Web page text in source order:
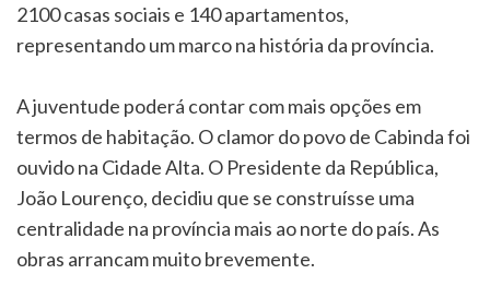
2100 casas sociais e 140 apartamentos,
representando um marco na história da província.
A juventude poderá contar com mais opções em
termos de habitação. O clamor do povo de Cabinda foi
ouvido na Cidade Alta. O Presidente da República,
João Lourenço, decidiu que se construísse uma
centralidade na província mais ao norte do país. As
obras arrancam muito brevemente.